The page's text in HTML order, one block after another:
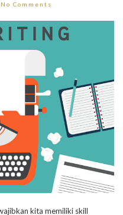
No Comments
kita memiliki skill